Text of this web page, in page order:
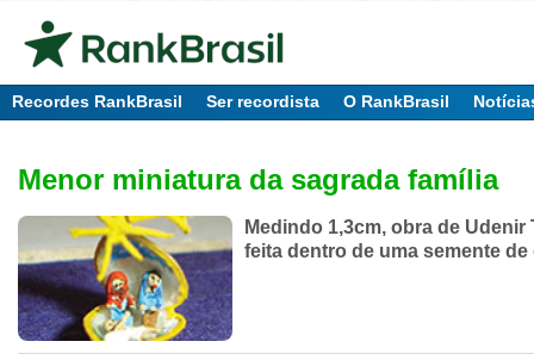
Recordes RankBrasil Ser recordista O RankBrasil
Menor miniatura da sagrada família
Medindo 1,3cm, obra de Udenir
feita dentro de uma semente